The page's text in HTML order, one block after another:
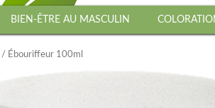
BIEN-ÊTRE AU MASCULIN
/ Ébouriffeur 100ml